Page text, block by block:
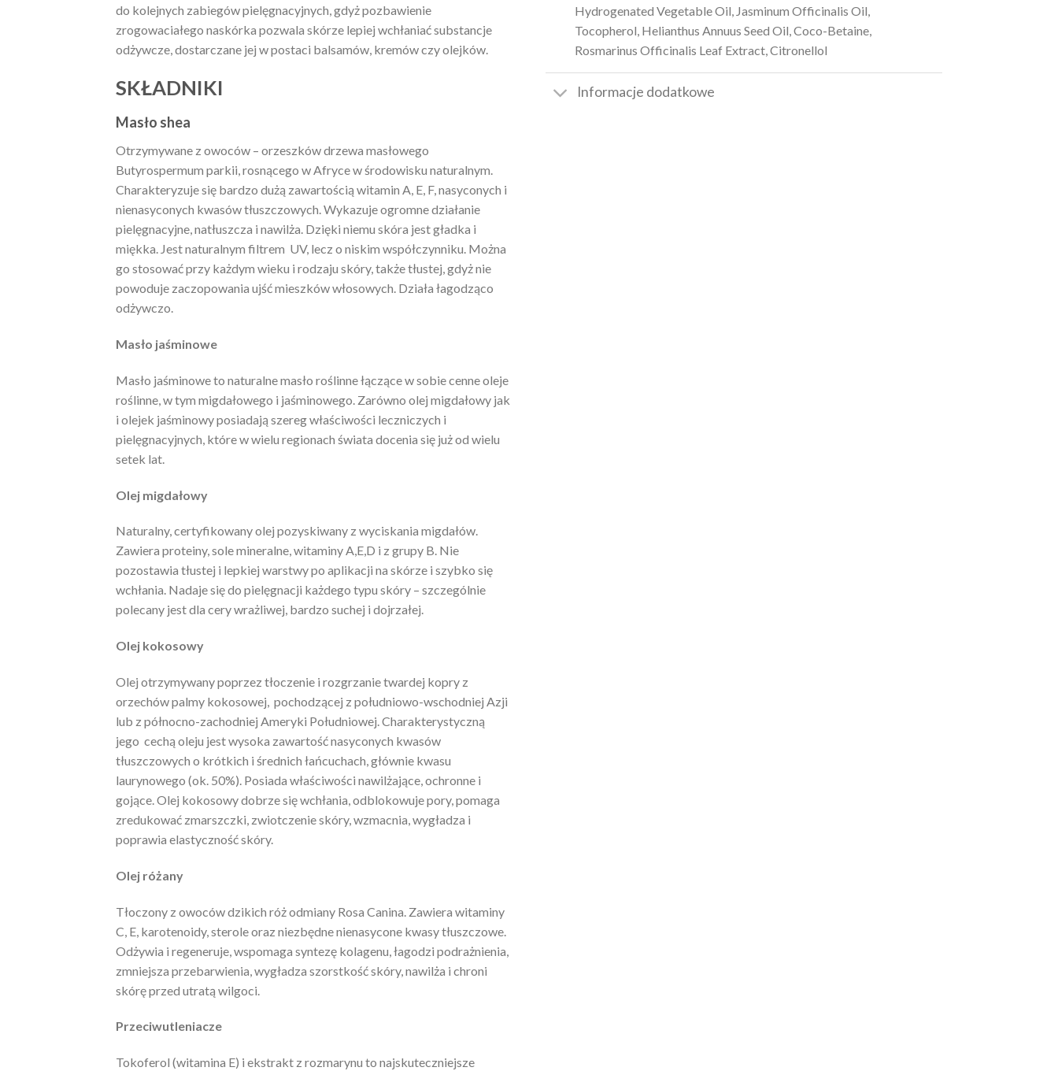
do kolejnych zabiegów pielęgnacyjnych, gdyż pozbawienie
zrogowaciałego naskórka pozwala skórze lepiej wchłaniać substancje
odżywcze, dostarczane jej w postaci balsamów, kremów czy olejków.
SKŁADNIKI
Masło shea
Otrzymywane z owoców – orzeszków drzewa masłowego
Butyrospermum parkii, rosnącego w Afryce w środowisku naturalnym.
Charakteryzuje się bardzo dużą zawartością witamin A, E, F, nasyconych i
nienasyconych kwasów tłuszczowych. Wykazuje ogromne działanie
pielęgnacyjne, natłuszcza i nawilża. Dzięki niemu skóra jest gładka i
miękka. Jest naturalnym filtrem UV, lecz o niskim współczynniku. Można
go stosować przy każdym wieku i rodzaju skóry, także tłustej, gdyż nie
powoduje zaczopowania ujść mieszków włosowych. Działa łagodząco
odżywczo.
Masło jaśminowe
Masło jaśminowe to naturalne masło roślinne łączące w sobie cenne oleje
roślinne, w tym migdałowego i jaśminowego. Zarówno olej migdałowy jak
i olejek jaśminowy posiadają szereg właściwości leczniczych i
pielęgnacyjnych, które w wielu regionach świata docenia się już od wielu
setek lat.
Olej migdałowy
Naturalny, certyfikowany olej pozyskiwany z wyciskania migdałów.
Zawiera proteiny, sole mineralne, witaminy A,E,D i z grupy B. Nie
pozostawia tłustej i lepkiej warstwy po aplikacji na skórze i szybko się
wchłania. Nadaje się do pielęgnacji każdego typu skóry – szczególnie
polecany jest dla cery wrażliwej, bardzo suchej i dojrzałej.
Olej kokosowy
Olej otrzymywany poprzez tłoczenie i rozgrzanie twardej kopry z
orzechów palmy kokosowej, pochodzącej z południowo-wschodniej Azji
lub z północno-zachodniej Ameryki Południowej. Charakterystyczną
jego cechą oleju jest wysoka zawartość nasyconych kwasów
tłuszczowych o krótkich i średnich łańcuchach, głównie kwasu
laurynowego (ok. 50%). Posiada właściwości nawilżające, ochronne i
gojące. Olej kokosowy dobrze się wchłania, odblokowuje pory, pomaga
zredukować zmarszczki, zwiotczenie skóry, wzmacnia, wygładza i
poprawia elastyczność skóry.
Olej różany
Tłoczony z owoców dzikich róż odmiany Rosa Canina. Zawiera witaminy
C, E, karotenoidy, sterole oraz niezbędne nienasycone kwasy tłuszczowe.
Odżywia i regeneruje, wspomaga syntezę kolagenu, łagodzi podrażnienia,
zmniejsza przebarwienia, wygładza szorstkość skóry, nawilża i chroni
skórę przed utratą wilgoci.
Przeciwutleniacze
Tokoferol (witamina E) i ekstrakt z rozmarynu to najskuteczniejsze
Hydrogenated Vegetable Oil, Jasminum Officinalis Oil,
Tocopherol, Helianthus Annuus Seed Oil, Coco-Betaine,
Rosmarinus Officinalis Leaf Extract, Citronellol
Informacje dodatkowe